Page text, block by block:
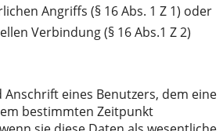
Angriffs (§ 16 Abs. 1 Z 1) oder
Verbindung (§ 16 Abs.1 Z 2)
eines Benutzers, dem eine
bestimmten Zeitpunkt